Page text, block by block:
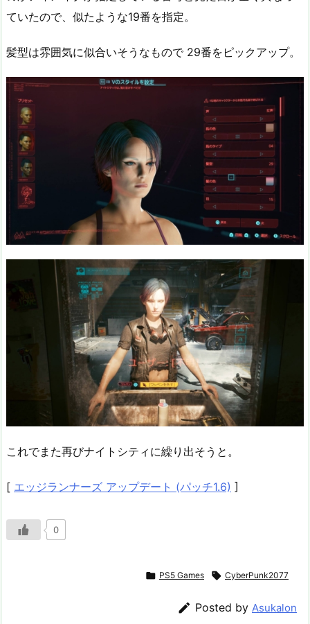
ていたので、似たような19番を指定。
髪型は雰囲気に似合いそうなもので 29番をピックアップ。
これでまた再びナイトシティに繰り出そうと。
[ エッジランナーズ アップデート (パッチ1.6) ]
0
 PS5 Games  CyberPunk2077
 Posted by Asukalon